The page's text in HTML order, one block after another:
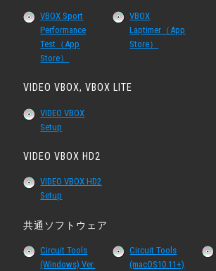
VBOX Sport
Performance
Test（App
Store）
VBOX
Laptimer（App
Store）
VIDEO VBOX, VBOX LITE
VIDEO VBOX
Setup
VIDEO VBOX HD2
VIDEO VBOX HD2
Setup
共通ソフトウェア
Circuit Tools
(Windows) Ver.
Circuit Tools
(macOS10.11+)